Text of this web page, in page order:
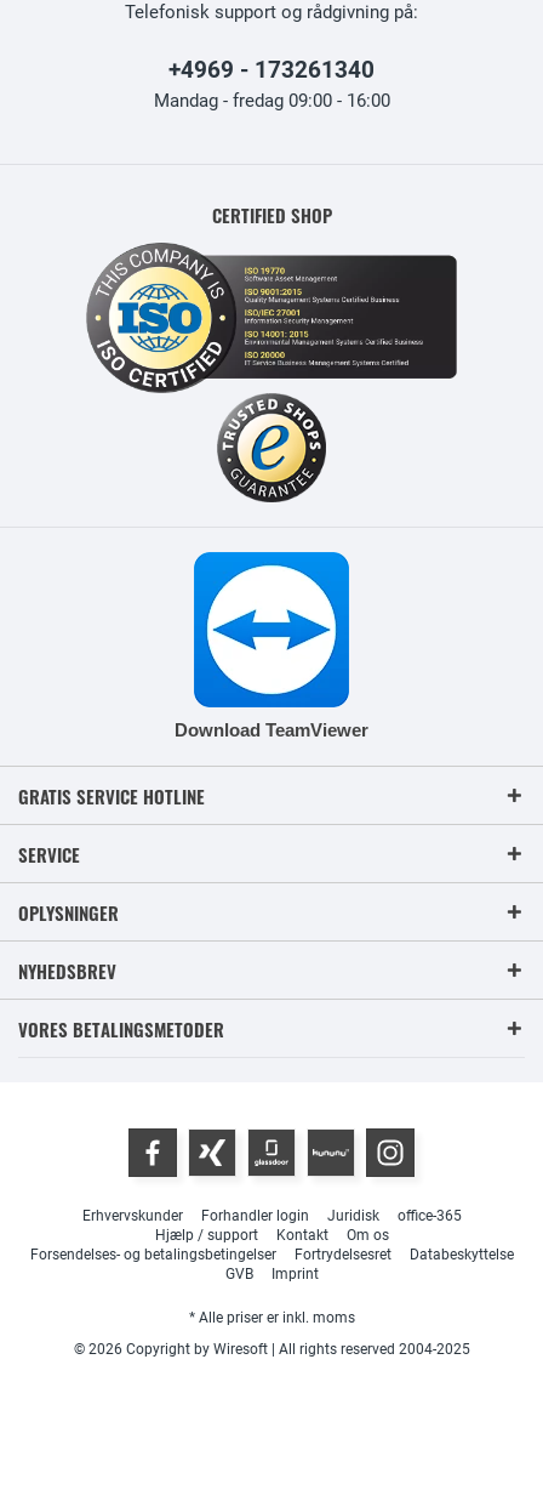
Telefonisk support og rådgivning på:
+4969 - 173261340
Mandag - fredag 09:00 - 16:00
CERTIFIED SHOP
Download TeamViewer
GRATIS SERVICE HOTLINE
SERVICE
OPLYSNINGER
NYHEDSBREV
VORES BETALINGSMETODER
Erhvervskunder Forhandler login Juridisk
office-365
Hjælp / support
Kontakt
Om os
Forsendelses- og betalingsbetingelser
Fortrydelsesret
Databeskyttelse
GVB
Imprint
* Alle priser er inkl. moms
© 2026 Copyright by Wiresoft | All rights reserved 2004-2025